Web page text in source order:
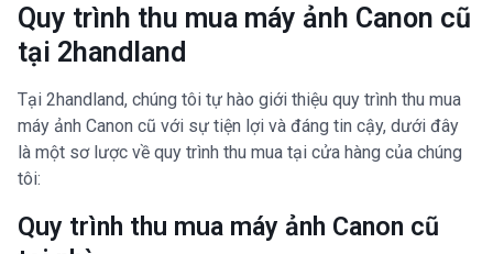
Quy trình thu mua máy ảnh Canon cũ
tại 2handland
Tại 2handland, chúng tôi tự hào giới thiệu quy trình thu mua
máy ảnh Canon cũ với sự tiện lợi và đáng tin cậy, dưới đây
là một sơ lược về quy trình thu mua tại cửa hàng của chúng
tôi:
Quy trình thu mua máy ảnh Canon cũ